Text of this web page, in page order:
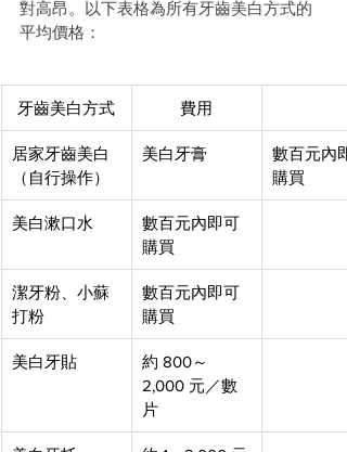
對高昂。以下表格為所有牙齒美白方式的
平均價格：
牙齒美白方式 費用
居家牙齒美白
（自行操作）
美白牙膏
數百元內
購買
美白漱口水
數百元內即可
購買
潔牙粉、小蘇
打粉
數百元內即可
購買
美白牙貼
約 800～
2,000 元／數
片